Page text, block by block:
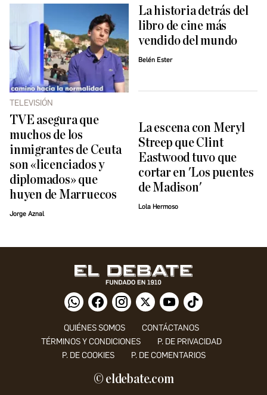
TELEVISIÓN
TVE asegura que
muchos de los
inmigrantes de Ceuta
son «licenciados y
diplomados» que
huyen de Marruecos
Jorge Aznal
La historia detrás del
libro de cine más
vendido del mundo
Belén Ester
La escena con Meryl
Streep que Clint
Eastwood tuvo que
cortar en 'Los puentes
de Madison'
Lola Hermoso
QUIÉNES SOMOS
CONTÁCTANOS
TÉRMINOS Y CONDICIONES
P. DE PRIVACIDAD
P. DE COOKIES
P. DE COMENTARIOS
© eldebate.com